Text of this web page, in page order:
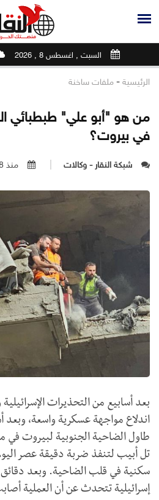
السبت , اغسطس 8 , 2026
الرئيسية - ملفات ساخنة
من هو "أبو علي" طبطبائي
في بيروت؟
شبكة النقار - وكالات منذ 8 أشهر
بعد أسابيع من التحذيرات
اندلاع مواجهة عسكرية واسعة،
طاول الضاحية الجنوبية لبيروت في
تل أبيب لتنفذ ضربة دقيقة عصر
سكنية في قلب الضاحية. وبعد
إسرائيلية تتحدث عن أن العملية